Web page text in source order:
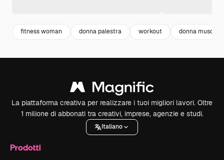
fitness woman donna palestra workout donna
La piattaforma creativa per realizzare i tuoi migliori lavori. Oltre
1 milione di abbonati tra creativi, imprese, agenzie e studi.
Italiano
Prodotti